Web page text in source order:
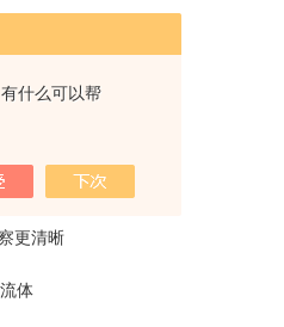
什么可以帮
更清晰
体